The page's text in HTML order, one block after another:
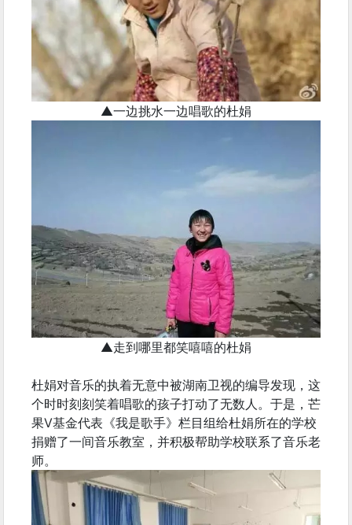
▲一边挑水一边唱歌的杜娟
▲走到哪里都笑嘻嘻的杜娟
杜娟对音乐的执着无意中被湖南卫视的编导发现，这
个时时刻刻笑着唱歌的孩子打动了无数人。于是，芒
果V基金代表《我是歌手》栏目组给杜娟所在的学校
捐赠了一间音乐教室，并积极帮助学校联系了音乐老
师。